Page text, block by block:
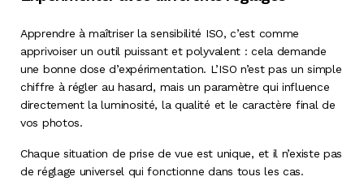
Apprendre à maîtriser la sensibilité ISO, c’est comme
apprivoiser un outil puissant et polyvalent : cela demande
une bonne dose d’expérimentation. L’ISO n’est pas un simple
chiffre à régler au hasard, mais un paramètre qui influence
directement la luminosité, la qualité et le caractère final de
vos photos.
Chaque situation de prise de vue est unique, et il n’existe pas
de réglage universel qui fonctionne dans tous les cas.